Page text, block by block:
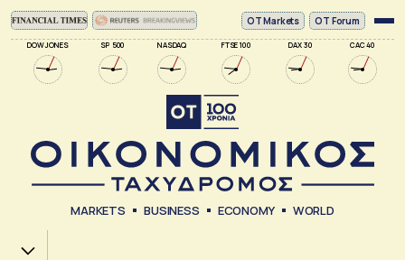
DOW JONES SP 500 NASDAQ FTSE 100 DAX 30 CAC 40
ΟΤ Markets OT Forum
MARKETS BUSINESS ECONOMY WORLD
Χ.Α.